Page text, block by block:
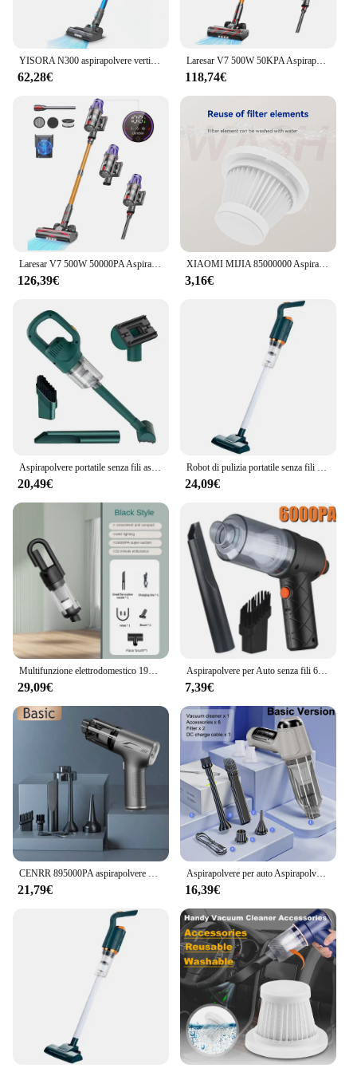
62,28€
Laresar V7 500W 50KPA Aspirapolvere senza fili con potenza di aspirazione Elettrodomestico intelligente portatile Batteria rimovibile Tazza per la polvere
118,74€
126,39€
XIAOMI MIJIA 85000000 Aspirapolvere portatile wireless Pa Aspirapolvere ricaricabile senza fili Smart RC Wet Dry per animali domestici
3,16€
20,49€ 24,09€
29,09€
Aspirapolvere per Auto senza fili 6000Pa Robot di pulizia portatile senza fili aspirapolvere per Auto aspirapolvere forte per Auto
7,39€
CENRR 895000PA aspirapolvere per auto Mini potente macchina per la pulizia portatile senza fili elettrodomestico aspirapolvere portatile
21,79€
Aspirapolvere per auto Aspirapolvere portatile senza fili 95000PA Mini aspirapolvere portatile ad alta potenza con forte aspirazione per la casa dell'auto
16,39€